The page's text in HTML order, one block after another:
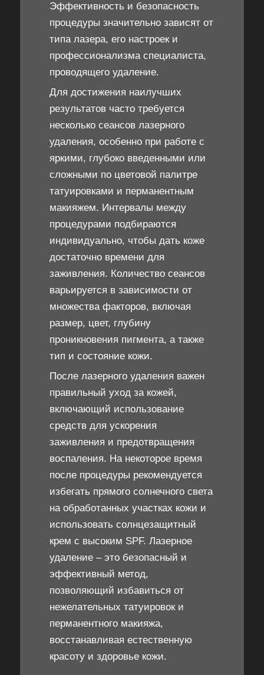
Эффективность и безопасность
процедуры значительно зависят от
типа лазера, его настроек и
профессионализма специалиста,
проводящего удаление.
Для достижения наилучших
результатов часто требуется
несколько сеансов лазерного
удаления, особенно при работе с
яркими, глубоко введенными или
сложными по цветовой палитре
татуировками и перманентным
макияжем. Интервалы между
процедурами подбираются
индивидуально, чтобы дать коже
достаточно времени для
заживления. Количество сеансов
варьируется в зависимости от
множества факторов, включая
размер, цвет, глубину
проникновения пигмента, а также
тип и состояние кожи.
После лазерного удаления важен
правильный уход за кожей,
включающий использование
средств для ускорения
заживления и предотвращения
воспаления. На некоторое время
после процедуры рекомендуется
избегать прямого солнечного света
на обработанных участках кожи и
использовать солнцезащитный
крем с высоким SPF. Лазерное
удаление – это безопасный и
эффективный метод,
позволяющий избавиться от
нежелательных татуировок и
перманентного макияжа,
восстанавливая естественную
красоту и здоровье кожи.